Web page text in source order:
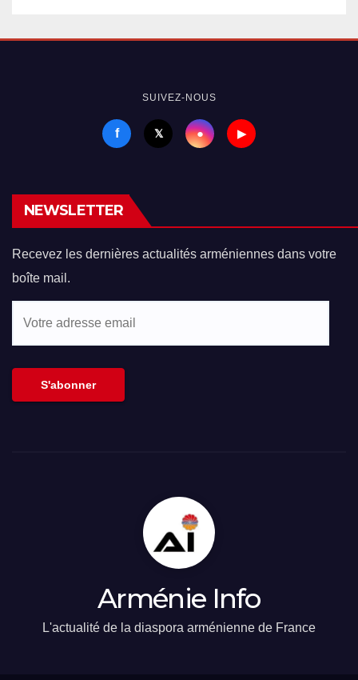
SUIVEZ-NOUS
f 𝕏 ● ▶
NEWSLETTER
Recevez les dernières actualités arméniennes dans votre
boîte mail.
S'abonner
Arménie Info
L'actualité de la diaspora arménienne de France